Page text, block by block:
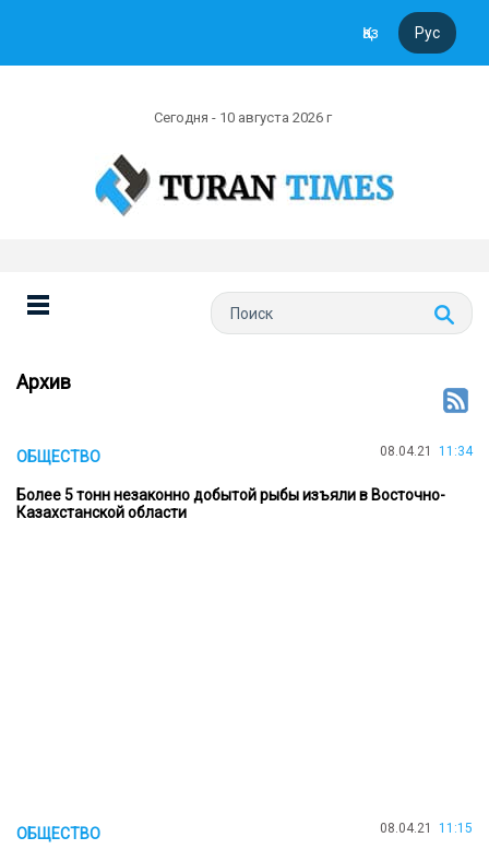
Қаз Рус
Сегодня - 10 августа 2026 г
Архив
ОБЩЕСТВО 08.04.21 11:34
Более 5 тонн незаконно добытой рыбы изъяли в Восточно-
Казахстанской области
ОБЩЕСТВО 08.04.21 11:15